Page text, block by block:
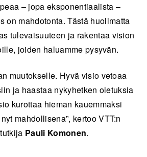
– jopa eksponentiaalista –
on mahdotonta. Tästä huolimatta
tulevaisuuteen ja rakentaa vision
joiden haluamme pysyvän.
muutokselle. Hyvä visio vetoaa
ja haastaa nykyhetken oletuksia
kurottaa hieman kauemmaksi
mahdollisena”, kertoo VTT:n
Pauli Komonen.